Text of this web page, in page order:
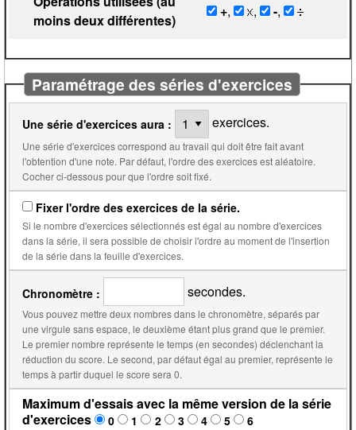
moins deux différentes)
+, , -,
Paramétrage des séries d'exercices
Une série d'exercices aura : exercices.
Une série d'exercices correspond au travail qui doit être fait avant
l'obtention d'une note. Par défaut, l'ordre des exercices est aléatoire.
Cocher ci-dessous pour que l'ordre soit fixé.
Fixer l'ordre des exercices de la série.
Si le nombre d'exercices sélectionnés est égal au nombre d'exercices
dans la série, il sera possible de choisir l'ordre au moment de l'insertion
de la série dans la feuille d'exercices.
Chronomètre : secondes.
Vous pouvez mettre deux nombres dans le chronomètre, séparés par
une virgule sans espace, le deuxième étant plus grand que le premier.
Le premier nombre représente le temps (en secondes) déclenchant la
réduction du score. Le second, par défaut égal au premier, représente le
temps à partir duquel le score sera 0.
Maximum d'essais avec la même version de la série
d'exercices
0 1 2 3 4 5 6